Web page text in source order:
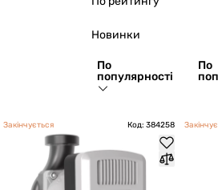
Новинки
По
популярності
По
Закінчується Код: 384258